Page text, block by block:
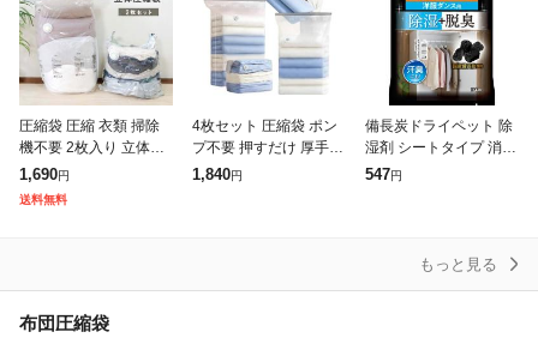
圧縮袋 圧縮 衣類 掃除
機不要 2枚入り 立体圧
縮袋 押すだけ 手押し
圧縮ボックス 衣類ケー
1,690円
送料無料
4枚セット 圧縮袋 ポン
プ不要 押すだけ 厚手
大 衣類圧縮袋 立体圧縮
1,840円
備長炭ドライペット 除
湿剤 シートタイプ 消臭
洋服ダンス用(51g×2枚
547円
もっと見る
布団圧縮袋